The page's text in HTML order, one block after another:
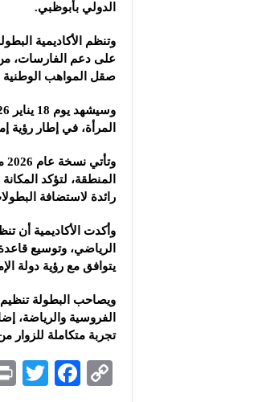
الدولي بأبوظبي.
وتنظم الأكاديمية
على دعم الفارسات، من
صقل المواهب الوطنية
المرأة، في إطار رؤية
المنطقة، لتؤكد
رائدة لاستضافة
وأكدت الأكاديمية أن
الرياضي، وتوسيع
يتوافق مع رؤية دولة
ويصاحب البطولة
الفروسية والرياضة،
تجربة متكاملة للزوار
C
F
T